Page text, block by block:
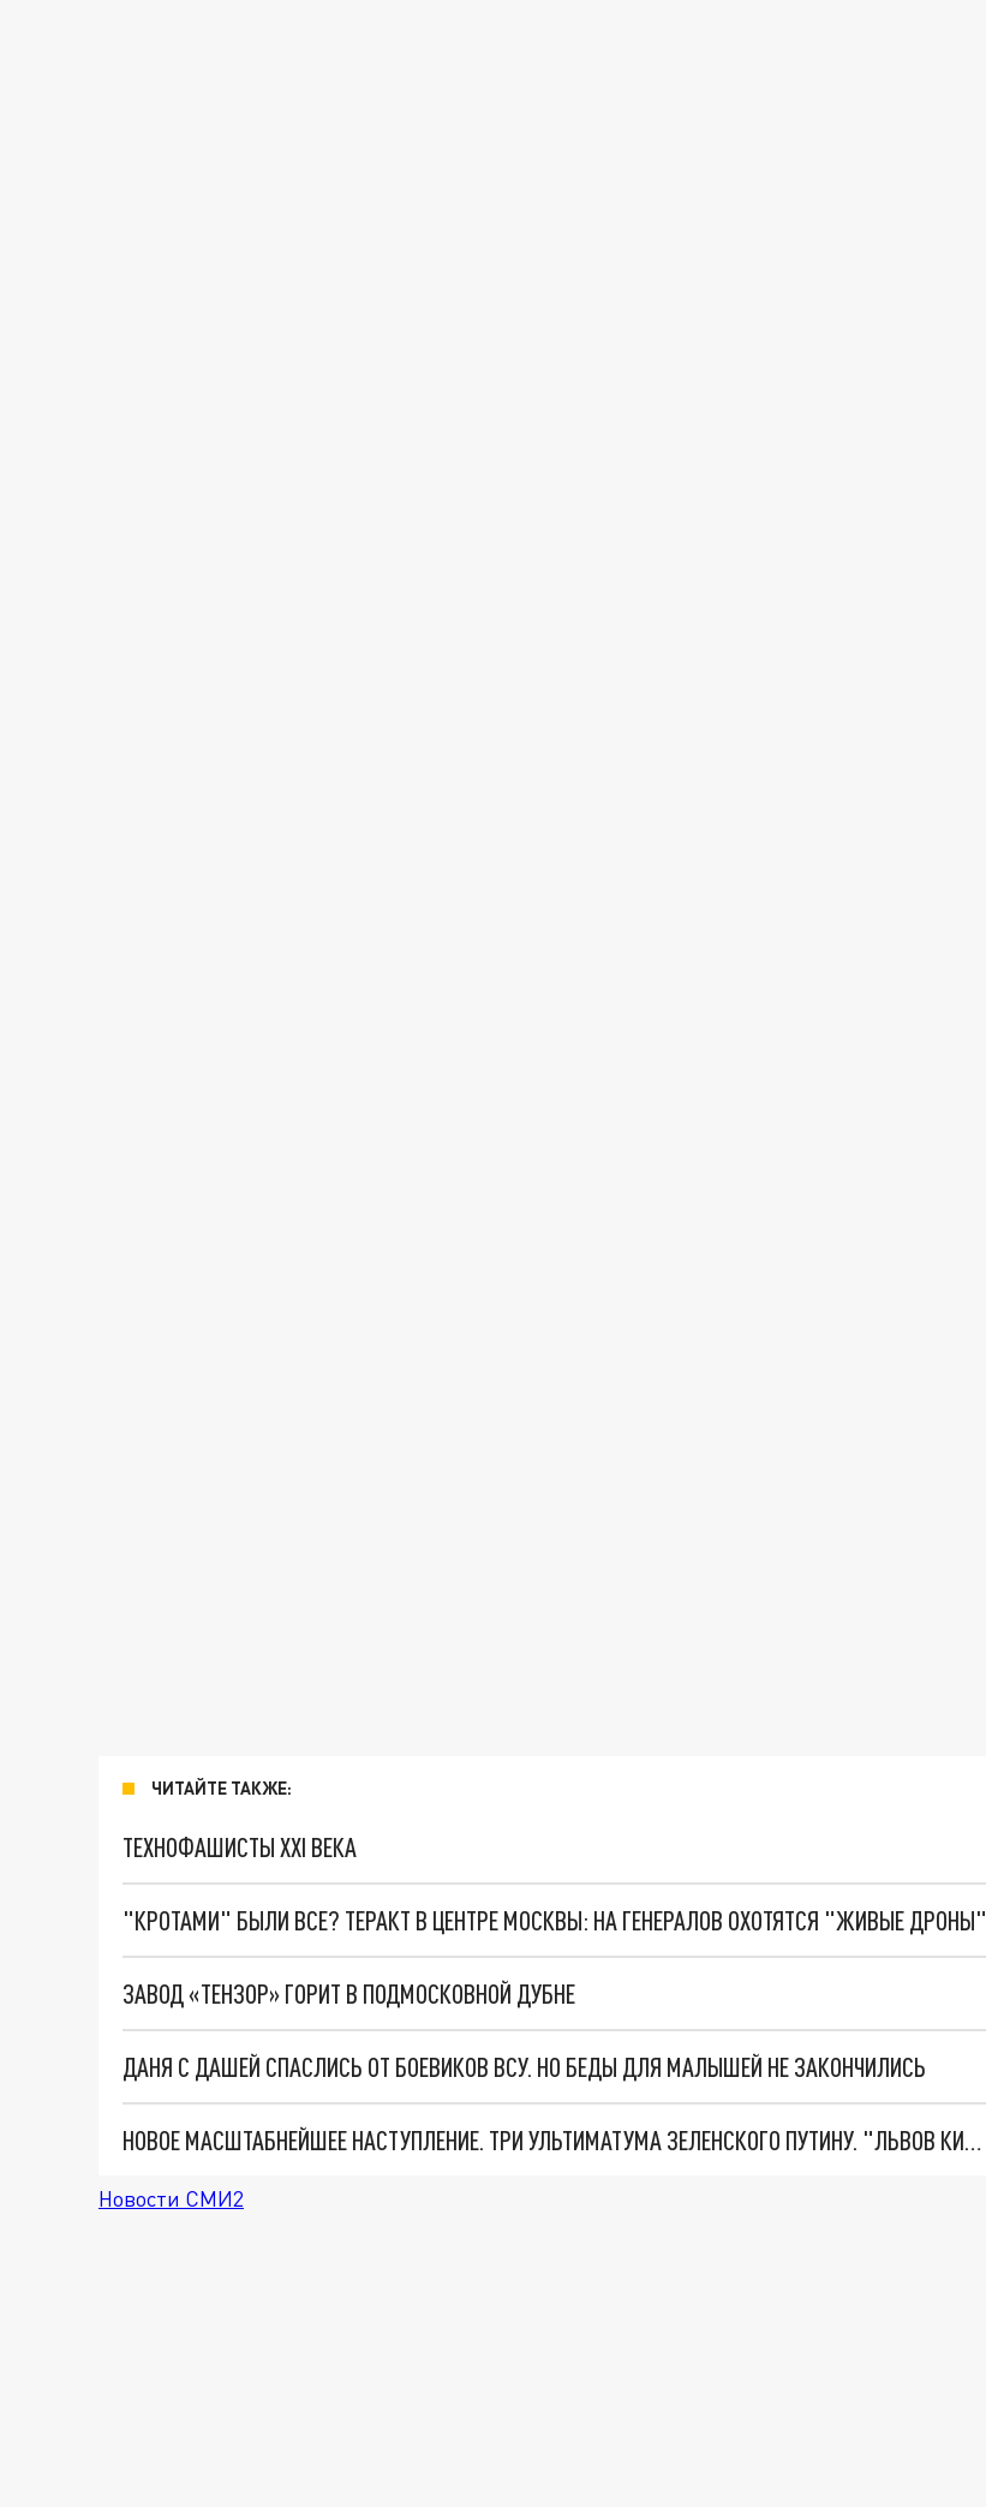
ЧИТАЙТЕ ТАКЖЕ:
ТЕХНОФАШИСТЫ XXI ВЕКА
"КРОТАМИ" БЫЛИ ВСЕ? ТЕРАКТ В ЦЕНТРЕ МОСКВЫ: НА ГЕНЕРАЛОВ ОХОТЯТСЯ "ЖИВЫЕ ДРОНЫ"
ЗАВОД «ТЕНЗОР» ГОРИТ В ПОДМОСКОВНОЙ ДУБНЕ
ДАНЯ С ДАШЕЙ СПАСЛИСЬ ОТ БОЕВИКОВ ВСУ. НО БЕДЫ ДЛЯ МАЛЫШЕЙ НЕ ЗАКОНЧИЛИСЬ
НОВОЕ МАСШТАБНЕЙШЕЕ НАСТУПЛЕНИЕ. ТРИ УЛЬТИМАТУМА ЗЕЛЕНСКОГО ПУТИНУ. "ЛЬВОВ КИМА" ПОСТАВЯТ НА ПВО? ГЛОБАЛЬНЫЙ ПРОРЫВ ПОД ЗАПОРОЖЬЕМ
Новости СМИ2